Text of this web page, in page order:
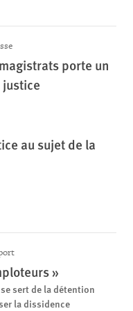
porte un
au sujet de la
»
sert de la détention
la dissidence